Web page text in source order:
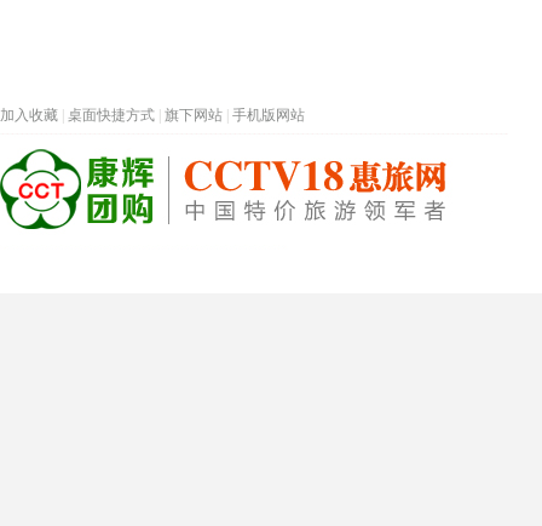
加入收藏 桌面快捷方式 旗下网站 手机版网站